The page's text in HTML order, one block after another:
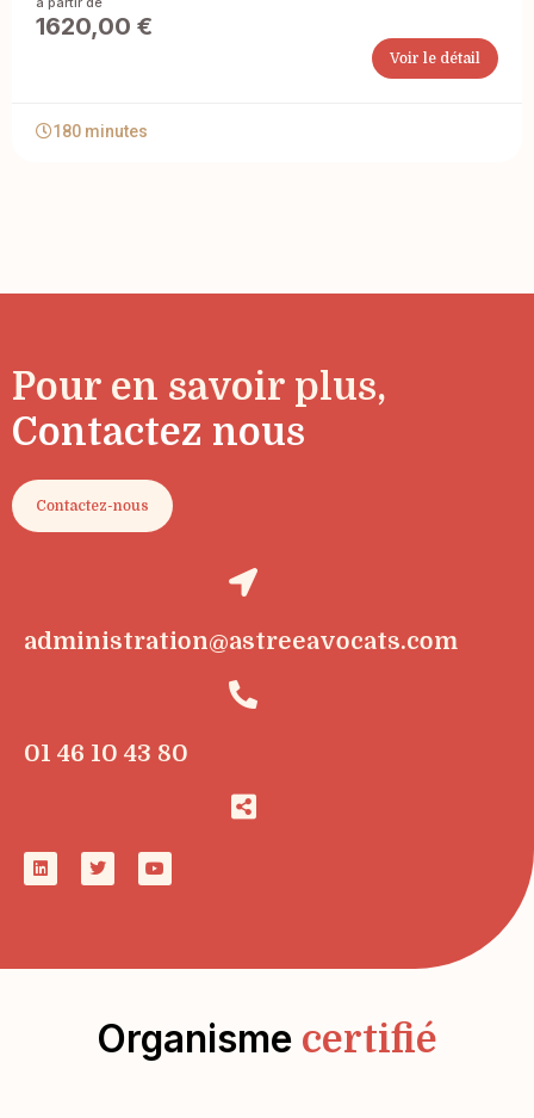
1620,00 €
Voir le détail
180 minutes
Pour en savoir plus,
Contactez nous
Contactez-nous
administration@astreeavocats.com
01 46 10 43 80
Organisme certifié